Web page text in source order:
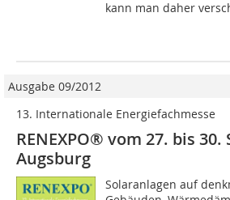
kann man daher
Ausgabe 09/2012
13. Internationale Energiefachmesse
RENEXPO® vom 27. bis
Augsburg
Solaranlagen auf